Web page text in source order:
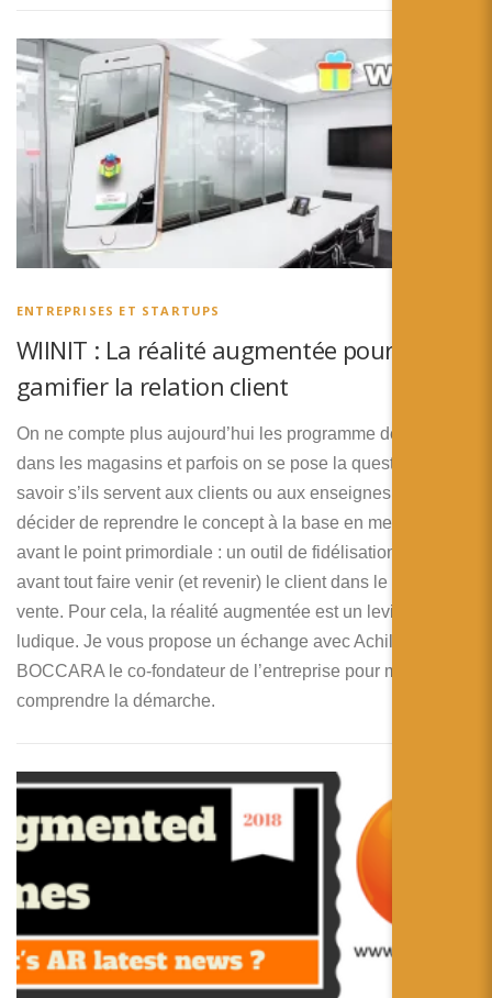
ENTREPRISES ET STARTUPS
WIINIT : La réalité augmentée pour
gamifier la relation client
On ne compte plus aujourd’hui les programme de fidélité
dans les magasins et parfois on se pose la question de
savoir s’ils servent aux clients ou aux enseignes. WINIT a
décider de reprendre le concept à la base en mettant en
avant le point primordiale : un outil de fidélisation doit
avant tout faire venir (et revenir) le client dans le lieu de
vente. Pour cela, la réalité augmentée est un levier
ludique. Je vous propose un échange avec Achille
BOCCARA le co-fondateur de l’entreprise pour mieux
comprendre la démarche.